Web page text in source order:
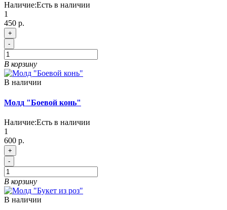
Наличие:Есть в наличии
1
450 р.
+
-
В корзину
В наличии
Молд "Боевой конь"
Наличие:Есть в наличии
1
600 р.
+
-
В корзину
В наличии